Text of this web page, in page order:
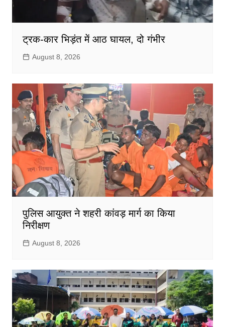
ट्रक-कार भिड़ंत में आठ घायल, दो गंभीर
August 8, 2026
पुलिस आयुक्त ने शहरी कांवड़ मार्ग का किया
निरीक्षण
August 8, 2026